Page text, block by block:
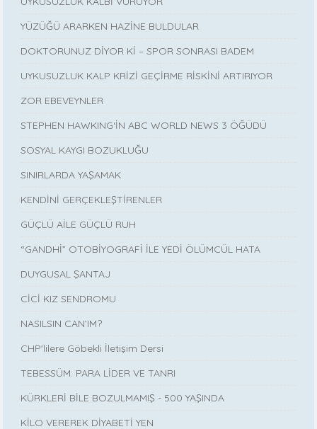
YÜZÜĞÜ ARARKEN HAZİNE BULDULAR
DOKTORUNUZ DİYOR Kİ – SPOR SONRASI BADEM
UYKUSUZLUK KALP KRİZİ GEÇİRME RİSKİNİ ARTIRIYOR
ZOR EBEVEYNLER
STEPHEN HAWKING‘İN ABC WORLD NEWS 3 ÖĞÜDÜ
SOSYAL KAYGI BOZUKLUĞU
SINIRLARDA YAŞAMAK
KENDİNİ GERÇEKLEŞTİRENLER
GÜÇLÜ AİLE GÜÇLÜ RUH
“GANDHİ” OTOBİYOGRAFİ İLE YEDİ ÖLÜMCÜL HATA
DUYGUSAL ŞANTAJ
CİCİ KIZ SENDROMU
NASILSIN CAN’IM?
CHP'lilere Göbekli İletişim Dersi
TEBESSÜM: PARA LİDER VE TANRI
KÜRKLERİ BİLE BOZULMAMIŞ - 500 YAŞINDA
KİLO VEREREK DİYABETİ YEN